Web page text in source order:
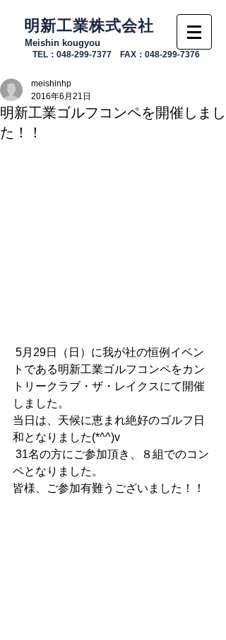
TEL：048-299-7377 FAX：048-299-7376
明新工業株式会社
Meishin kougyou
明新工業ゴルフコンペを開催しまし
た！！
meishinhp
2016年6月21日
トである明新工業ゴルフコンペをカン
トリークラブ・ザ・レイクスにて開催
しました。
当日は、天候に恵まれ絶好のゴルフ日
和となりました(*^^)v
ペとなりました。
皆様、ご参加有難うございました！！